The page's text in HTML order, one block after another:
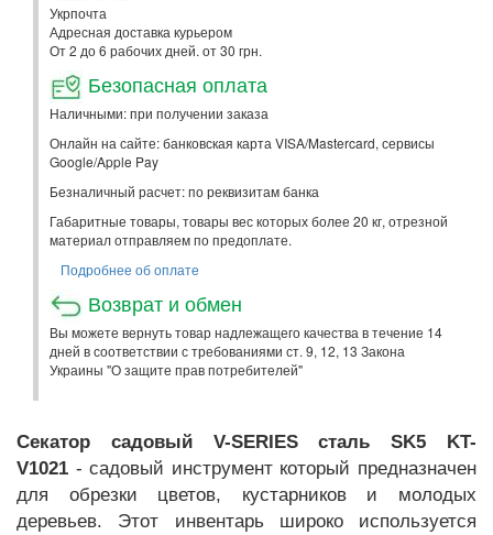
Укрпочта
Адресная доставка курьером
От 2 до 6 рабочих дней. от 30 грн.
Безопасная оплата
Наличными: при получении заказа
Онлайн на сайте: банковская карта VISA/Mastercard, сервисы
Google/Apple Pay
Безналичный расчет: по реквизитам банка
Габаритные товары, товары вес которых более 20 кг, отрезной
материал отправляем по предоплате.
Подробнее об оплате
Возврат и обмен
Вы можете вернуть товар надлежащего качества в течение 14
дней в соответствии с требованиями ст. 9, 12, 13 Закона
Украины "О защите прав потребителей"
Секатор садовый V-SERIES сталь SK5 KT-
V1021 - садовый инструмент который предназначен
для обрезки цветов, кустарников и молодых
деревьев. Этот инвентарь широко используется